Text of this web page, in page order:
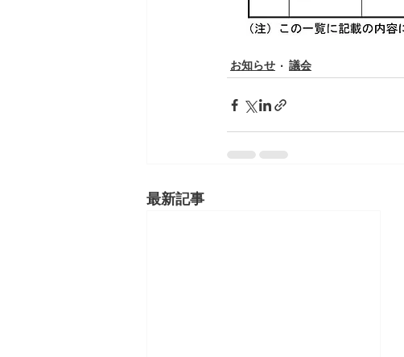
お知らせ 議会
最新記事